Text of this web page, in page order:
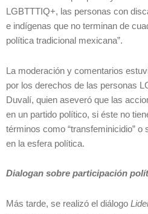
LGBTTTIQ+, las personas con
e indígenas que no terminan de
política tradicional mexicana”.
La moderación y comentarios
por los derechos de las personas
Duvalí, quien aseveró que las
en un partido político, si éste no
términos como “transfeminicidio”
en la esfera política.
Dialogan sobre participación
Más tarde, se realizó el diálogo